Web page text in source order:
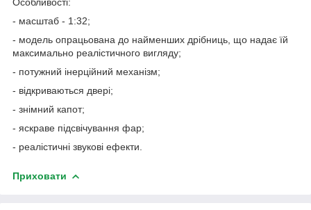
- масштаб - 1:32;
- модель опрацьована до найменших дрібниць, що надає їй
максимально реалістичного вигляду;
- потужний інерційний механізм;
- відкриваються двері;
- знімний капот;
- яскраве підсвічування фар;
- реалістичні звукові ефекти.
Приховати